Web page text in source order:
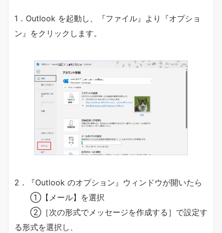
1．Outlook を起動し、『ファイル』より『オプショ
ン』をクリックします。
2．『Outlook のオプション』ウィンドウが開いたら
①【メール】を選択
②［次の形式でメッセージを作成する］で設定す
る形式を選択し、